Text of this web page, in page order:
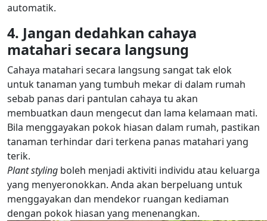
automatik.
4. Jangan dedahkan cahaya
matahari secara langsung
Cahaya matahari secara langsung sangat tak elok
untuk tanaman yang tumbuh mekar di dalam rumah
sebab panas dari pantulan cahaya tu akan
membuatkan daun mengecut dan lama kelamaan mati.
Bila menggayakan pokok hiasan dalam rumah, pastikan
tanaman terhindar dari terkena panas matahari yang
terik.
Plant styling boleh menjadi aktiviti individu atau keluarga
yang menyeronokkan. Anda akan berpeluang untuk
menggayakan dan mendekor ruangan kediaman
dengan pokok hiasan yang menenangkan.